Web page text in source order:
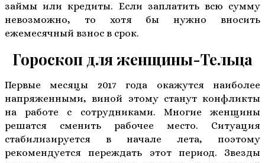
займы или кредиты. Если заплатить всю сумму
невозможно, то хотя бы нужно вносить
ежемесячный взнос в срок.
Гороскоп для женщины-Тельца
Первые месяцы 2017 года окажутся наиболее
напряженными, виной этому станут конфликты
на работе с сотрудниками. Многие женщины
решатся сменить рабочее место. Ситуация
стабилизируется в начале лета, поэтому
рекомендуется переждать этот период. Звезды